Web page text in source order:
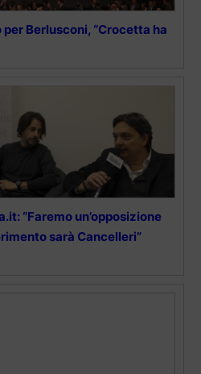
Berlusconi, “Crocetta ha
“Faremo un’opposizione
sarà Cancelleri”